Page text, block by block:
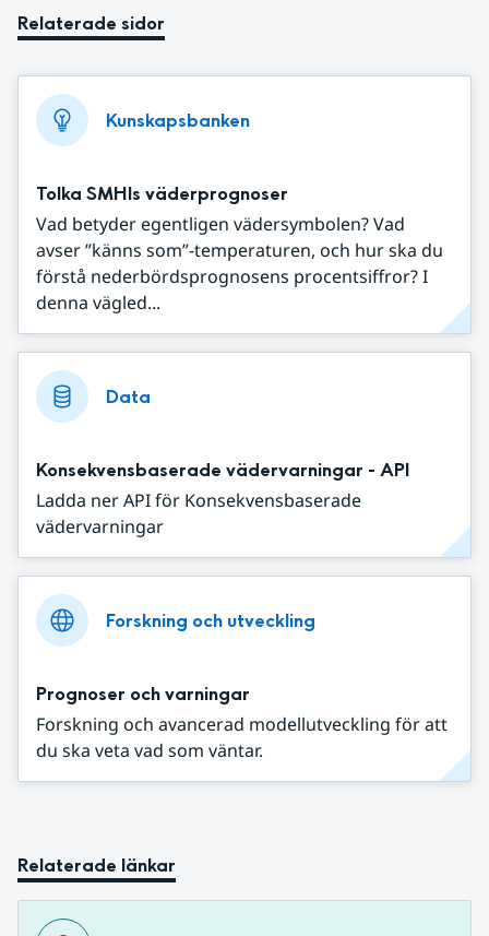
Relaterade sidor
Kunskapsbanken
Tolka SMHIs väderprognoser
Vad betyder egentligen vädersymbolen? Vad
avser ”känns som”-temperaturen, och hur ska du
förstå nederbördsprognosens procentsiffror? I
denna vägled...
Data
Konsekvensbaserade vädervarningar - API
Ladda ner API för Konsekvensbaserade
vädervarningar
Forskning och utveckling
Prognoser och varningar
Forskning och avancerad modellutveckling för att
du ska veta vad som väntar.
Relaterade länkar